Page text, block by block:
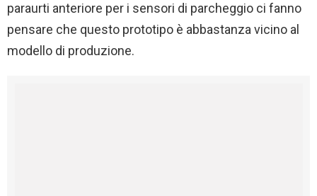
paraurti anteriore per i sensori di parcheggio ci fanno
pensare che questo prototipo è abbastanza vicino al
modello di produzione.